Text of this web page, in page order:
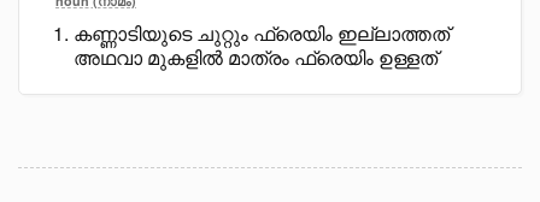
കണ്ണാടിയുടെ ചുറ്റും ഫ്രെയിം ഇല്ലാത്തത്
അഥവാ മുകളിൽ മാത്രം ഫ്രെയിം ഉള്ളത്